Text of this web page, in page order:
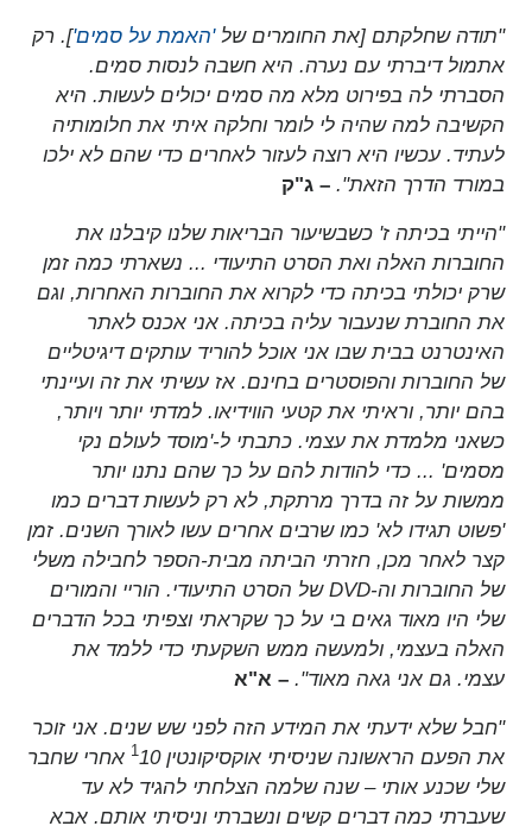
"תודה שחלקתם [את החומרים של'האמת על סמים']. רק
אתמול דיברתי עם נערה. היא חשבה לנסות סמים.
הסברתי לה בפירוט מלא מה סמים יכולים לעשות. היא
הקשיבה למה שהיה לי לומר וחלקה איתי את חלומותיה
לעתיד. עכשיו היא רוצה לעזור לאחרים כדי שהם לא ילכו
במורד הדרך הזאת". – ג"ק
"הייתי בכיתה ז' כשבשיעור הבריאות שלנו קיבלנו את
החוברות האלה ואת הסרט התיעודי ... נשארתי כמה זמן
שרק יכולתי בכיתה כדי לקרוא את החוברות האחרות, וגם
את החוברת שנעבור עליה בכיתה. אני אכנס לאתר
האינטרנט בבית שבו אני אוכל להוריד עותקים דיגיטליים
של החוברות והפוסטרים בחינם. אז עשיתי את זה ועיינתי
בהם יותר, וראיתי את קטעי הווידיאו. למדתי יותר ויותר,
כשאני מלמדת את עצמי. כתבתי ל-'מוסד לעולם נקי
מסמים' ... כדי להודות להם על כך שהם נתנו יותר
ממשות על זה בדרך מרתקת, לא רק לעשות דברים כמו
'פשוט תגידו לא' כמו שרבים אחרים עשו לאורך השנים. זמן
קצר לאחר מכן, חזרתי הביתה מבית-הספר לחבילה משלי
של החוברות וה-DVD של הסרט התיעודי. הוריי והמורים
שלי היו מאוד גאים בי על כך שקראתי וצפיתי בכל הדברים
האלה בעצמי, ולמעשה ממש השקעתי כדי ללמד את
עצמי. גם אני גאה מאוד". – א"א
"חבל שלא ידעתי את המידע הזה לפני שש שנים. אני זוכר
את הפעם הראשונה שניסיתי אוקסיקונטין 10
1 אחרי שחבר
שלי שכנע אותי – שנה שלמה הצלחתי להגיד לא עד
שעברתי כמה דברים קשים ונשברתי וניסיתי אותם. אבא